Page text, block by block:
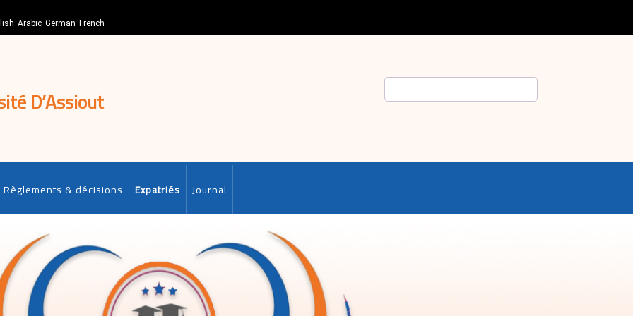
Arabic German French
D’Assiout
Règlements & décisions Expatriés Journal